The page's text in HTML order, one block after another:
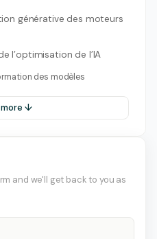
générative des moteurs
l’optimisation de l’IA
des modèles
↓
and we'll get back to you as